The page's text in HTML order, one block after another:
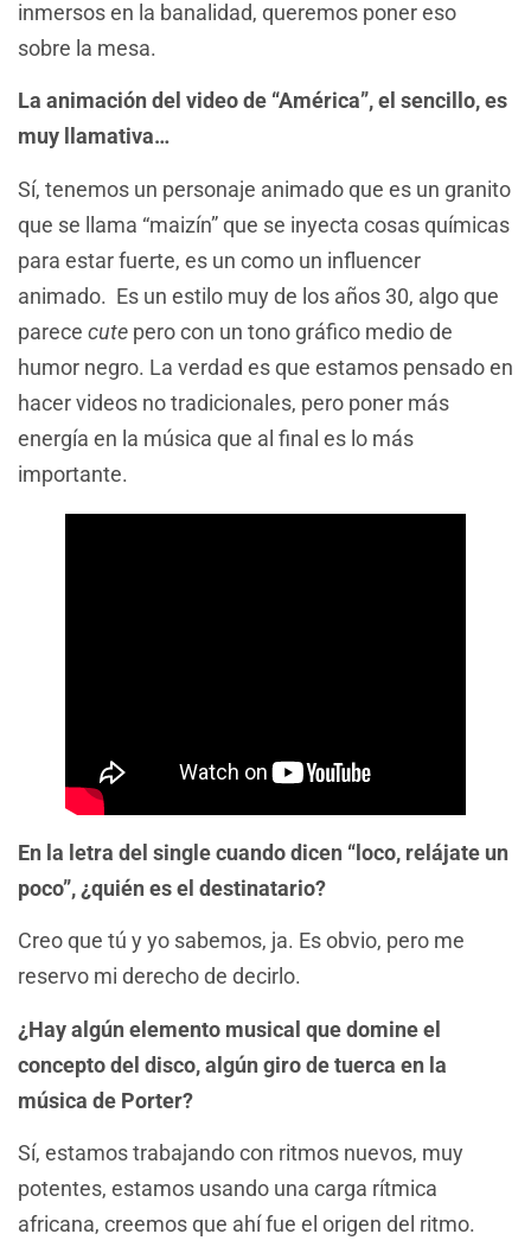
inmersos en la banalidad, queremos poner eso
sobre la mesa.
La animación del video de “América”, el sencillo, es
muy llamativa…
Sí, tenemos un personaje animado que es un granito
que se llama “maizín” que se inyecta cosas químicas
para estar fuerte, es un como un influencer
animado. Es un estilo muy de los años 30, algo que
parece cute pero con un tono gráfico medio de
humor negro. La verdad es que estamos pensado en
hacer videos no tradicionales, pero poner más
energía en la música que al final es lo más
importante.
En la letra del single cuando dicen “loco, relájate un
poco”, ¿quién es el destinatario?
Creo que tú y yo sabemos, ja. Es obvio, pero me
reservo mi derecho de decirlo.
¿Hay algún elemento musical que domine el
concepto del disco, algún giro de tuerca en la
música de Porter?
Sí, estamos trabajando con ritmos nuevos, muy
potentes, estamos usando una carga rítmica
africana, creemos que ahí fue el origen del ritmo.